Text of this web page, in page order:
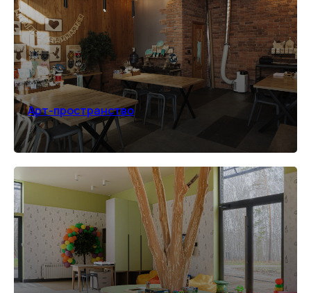
Арт-пространство